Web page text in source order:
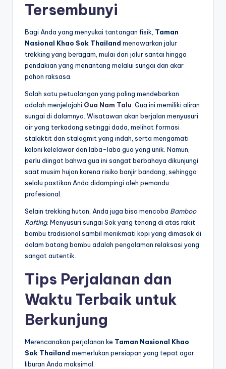
Tersembunyi
Bagi Anda yang menyukai tantangan fisik, Taman
Nasional Khao Sok Thailand menawarkan jalur
trekking yang beragam, mulai dari jalur santai hingga
pendakian yang menantang melalui sungai dan akar
pohon raksasa.
Salah satu petualangan yang paling mendebarkan
adalah menjelajahi Gua Nam Talu . Gua ini memiliki aliran
sungai di dalamnya. Wisatawan akan berjalan menyusuri
air yang terkadang setinggi dada, melihat formasi
stalaktit dan stalagmit yang indah, serta mengamati
koloni kelelawar dan laba-laba gua yang unik. Namun,
perlu diingat bahwa gua ini sangat berbahaya dikunjungi
saat musim hujan karena risiko banjir bandang, sehingga
selalu pastikan Anda didampingi oleh pemandu
profesional.
Selain trekking hutan, Anda juga bisa mencoba Bamboo
Rafting. Menyusuri sungai Sok yang tenang di atas rakit
bambu tradisional sambil menikmati kopi yang dimasak di
dalam batang bambu adalah pengalaman relaksasi yang
sangat autentik.
Tips Perjalanan dan
Waktu Terbaik untuk
Berkunjung
Merencanakan perjalanan ke Taman Nasional Khao
Sok Thailand memerlukan persiapan yang tepat agar
liburan Anda maksimal.